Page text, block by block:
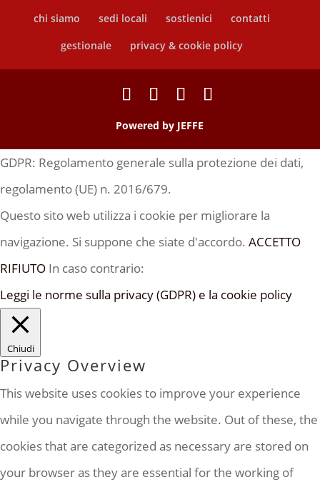
chi siamo sedi locali sostienici
contatti
gestionale
privacy & cookie policy
Powered by JEFFE
GDPR: Regolamento generale sulla protezione dei dati,
regolamento (UE) n. 2016/679.
Questo sito web utilizza i cookie per migliorare la
navigazione. Si suppone che siate d'accordo. ACCETTO
RIFIUTO In caso contrario:
Leggi le norme sulla privacy (GDPR) e la cookie policy
Chiudi
Privacy Overview
This website uses cookies to improve your experience
while you navigate through the website. Out of these, the
cookies that are categorized as necessary are stored on
your browser as they are essential for the working of